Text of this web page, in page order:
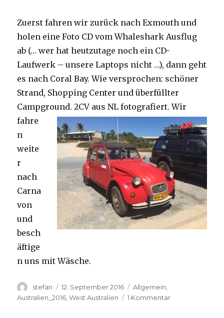
Zuerst fahren wir zurück nach Exmouth und
holen eine Foto CD vom Whaleshark Ausflug
ab (… wer hat heutzutage noch ein CD-
Laufwerk – unsere Laptops nicht …), dann geht
es nach Coral Bay. Wie versprochen: schöner
Strand, Shopping Center und überfüllter
Campground.2CV aus NL fotografiert. Wir
fahre
n
weite
r
nach
Carna
von
und
besch
äftige
n uns mit Wäsche.
Autor
stefan
Veröffentlicht
am
12. September 2016 Kategorien
Allgemein
Australien_2016 ,West Australien 1 Kommentarzu